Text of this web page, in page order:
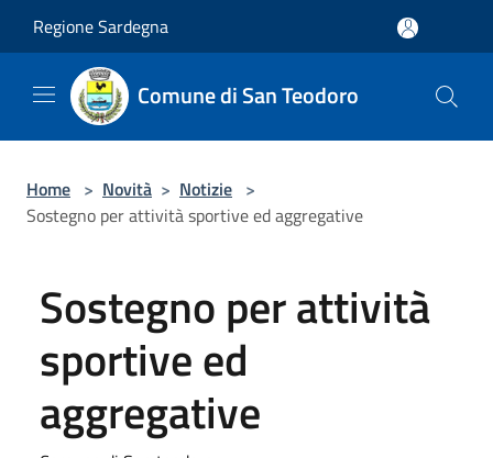
Regione Sardegna
Comune di San Teodoro
Home > Novità > Notizie >
Sostegno per attività sportive ed aggregative
Sostegno per attività
sportive ed
aggregative